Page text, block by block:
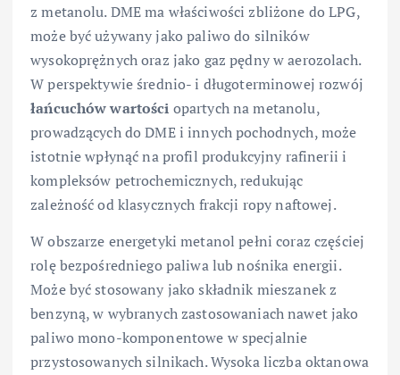
z metanolu. DME ma właściwości zbliżone do LPG,
może być używany jako paliwo do silników
wysokoprężnych oraz jako gaz pędny w aerozolach.
W perspektywie średnio- i długoterminowej rozwój
łańcuchów wartości opartych na metanolu,
prowadzących do DME i innych pochodnych, może
istotnie wpłynąć na profil produkcyjny rafinerii i
kompleksów petrochemicznych, redukując
zależność od klasycznych frakcji ropy naftowej.
W obszarze energetyki metanol pełni coraz częściej
rolę bezpośredniego paliwa lub nośnika energii.
Może być stosowany jako składnik mieszanek z
benzyną, w wybranych zastosowaniach nawet jako
paliwo mono-komponentowe w specjalnie
przystosowanych silnikach. Wysoka liczba oktanowa